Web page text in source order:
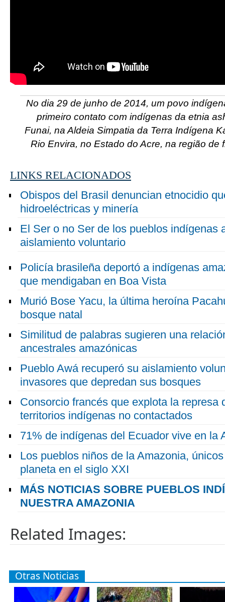
No dia 29 de junho de 2014, um povo
primeiro contato com indígenas da etnia
Funai, na Aldeia Simpatia da Terra Indígena
Rio Envira, no Estado do Acre, na região de
LINKS RELACIONADOS
Obispos del Brasil denuncian etnocidio
hidroeléctricas y minería
El Ser o no Ser de los pueblos indígenas
aislamiento voluntario
Policía brasileña deportó a indígenas
que mendigaban en Boa Vista
Murió Bose Yacu, la última heroína
bosque natal
Similitud de palabras sugieren una
ancestrales amazónicas
Pueblo Awá recuperó su aislamiento
invasores que depredan sus bosques
Consorcio francés que explota la represa
territorios indígenas no contactados
71% de indígenas del Ecuador vive en la
Los pueblos niños de la Amazonia,
planeta en el siglo XXI
MÁS NOTICIAS SOBRE PUEBLOS
NUESTRA AMAZONIA
Related Images:
Otras Noticias